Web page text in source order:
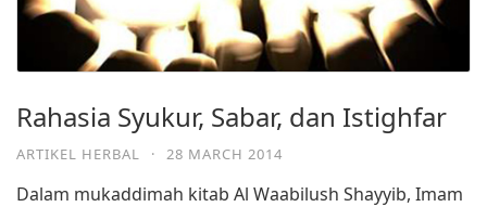
Rahasia Syukur, Sabar, dan Istighfar
ARTIKEL HERBAL · 28 MARCH 2014
Dalam mukaddimah kitab Al Waabilush Shayyib, Imam